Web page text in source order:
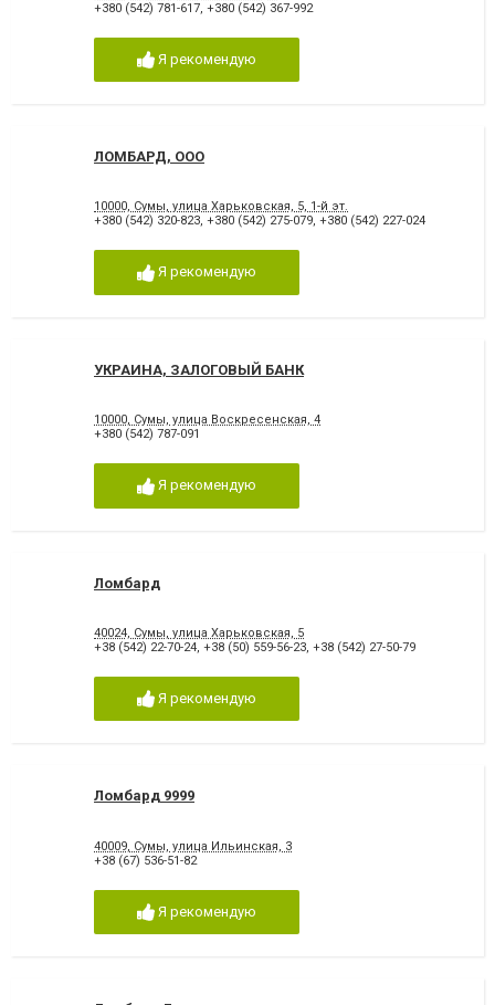
+380 (542) 781-617 +380 (542) 367-992
Я рекомендую
ЛОМБАРД, ООО
10000, Сумы, улица Харьковская, 5, 1-й эт.
+380 (542) 320-823, +380 (542) 275-079, +380 (542) 227-024
Я рекомендую
УКРАИНА, ЗАЛОГОВЫЙ БАНК
10000, Сумы, улица Воскресенская, 4
+380 (542) 787-091
Я рекомендую
Ломбард
40024, Сумы, улица Харьковская, 5
+38 (542) 22-70-24, +38 (50) 559-56-23, +38 (542) 27-50-79
Я рекомендую
Ломбард 9999
40009, Сумы, улица Ильинская, 3
+38 (67) 536-51-82
Я рекомендую